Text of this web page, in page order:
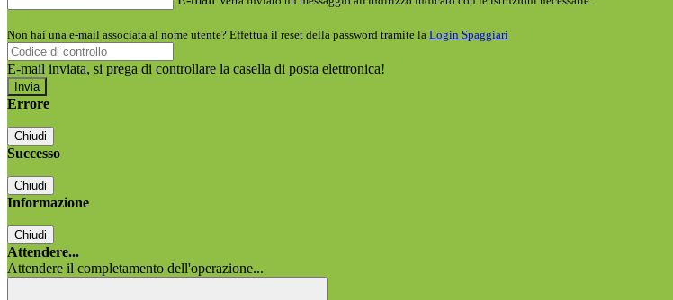
Non hai una e-mail associata al nome utente? Effettua il reset della password tramite la Login Spaggiari
E-mail inviata, si prega di controllare la casella di posta elettronica!
Errore
Chiudi
Successo
Chiudi
Informazione
Chiudi
Attendere...
Attendere il completamento dell'operazione...